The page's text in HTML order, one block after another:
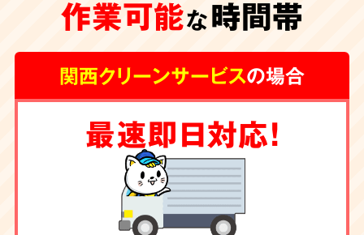
作業可能な時間帯
関西クリーンサービスの場合
最速即日対応！